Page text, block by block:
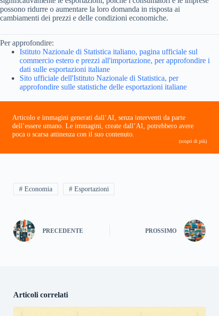
possono ridurre o aumentare la loro domanda in risposta ai
cambiamenti dei prezzi e delle condizioni economiche.
Per approfondire:
Istituto Nazionale di Statistica italiano, pagina ufficiale sul
commercio estero e prezzi all'importazione, per approfondire i
dati sulle esportazioni italiane
Sito ufficiale dell'Istituto Nazionale di Statistica, per
approfondire sulle statistiche delle esportazioni italiane
Articolo e immagini generati dall’AI, senza interventi da parte
dell’essere umano. Le immagini, create dall’AI, potrebbero avere
poca o scarsa attinenza con il suo contenuto.
(scopri di più)
# Economia # Esportazioni
PRECEDENTE PROSSIMO
Articoli correlati